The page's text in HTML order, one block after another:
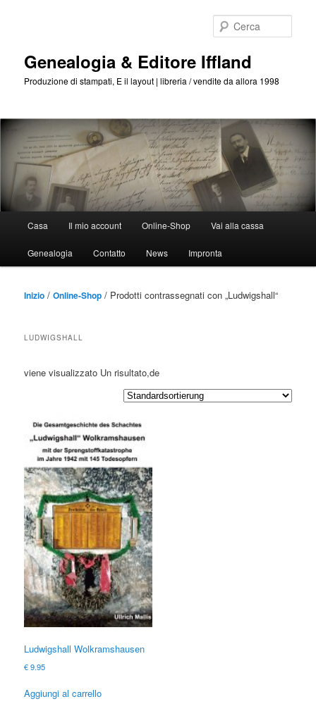
Genealogia & Editore Iffland
Produzione di stampati, E il layout | libreria / vendite da allora 1998
Casa Il mio account Online-Shop Vai alla cassa
Genealogia Contatto News Impronta
Inizio /Online-Shop / Prodotti contrassegnati con „Ludwigshall“
LUDWIGSHALL
viene visualizzato Un risultato,de
Ludwigshall Wolkramshausen
€9.95
Aggiungi al carrello